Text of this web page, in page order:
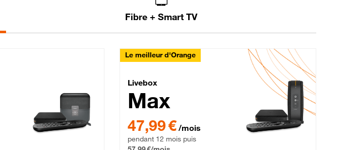
Fibre + Smart TV
Fibre
mois puis 42,99 € par mois, Engagement 12 mois
Le meilleur d'Orange
Livebox Max Fibre
Livebox
Max
47,99 € par mois pendant 12 mois puis 57,99 € par mois,
47,99 € /mois
pendant 12 mois puis